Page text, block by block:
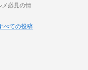
メ必見の情
べての投稿